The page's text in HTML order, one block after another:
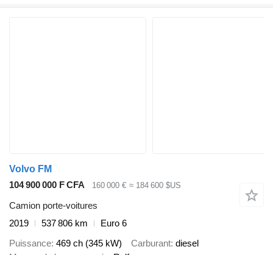
Volvo FM
104 900 000 F CFA
160 000 € ≈ 184 600 $US
Camion porte-voitures
2019
537 806 km
Euro 6
Puissance 469 ch (345 kW) Carburant diesel